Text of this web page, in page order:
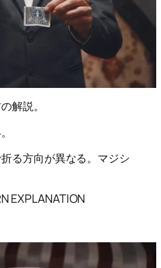
解説。
る方向が異なる。マジシ
EXPLANATION